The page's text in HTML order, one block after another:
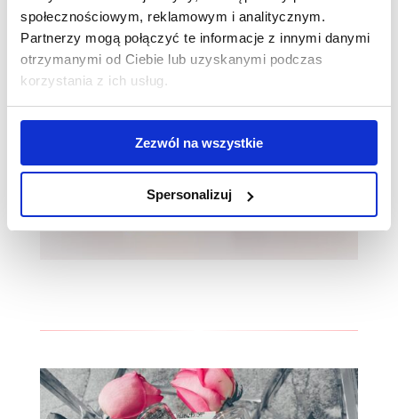
społecznościowym, reklamowym i analitycznym.
Partnerzy mogą połączyć te informacje z innymi danymi
otrzymanymi od Ciebie lub uzyskanymi podczas
korzystania z ich usług.
Zezwól na wszystkie
Spersonalizuj